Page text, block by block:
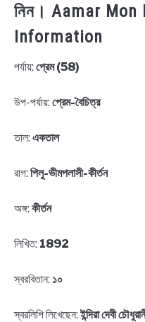
নিন। Aamar Mon
Information
পর্যায়: প্রেম (58)
উপ-পর্যায়: প্রেম-বৈচিত্র
তাল: একতাল
রাগ: পিলু-ভীমপলাসী-কীর্তন
অঙ্গ: কীর্তন
লিখিত: 1892
স্বরবিতান: ১০
স্বরলিপি লিখেছেন:ইন্দিরা দেবী